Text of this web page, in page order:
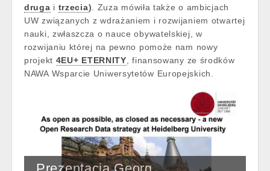
druga i trzecia) . Zuza mówiła także o ambicjach
UW związanych z wdrażaniem i rozwijaniem otwartej
nauki, zwłaszcza o nauce obywatelskiej, w
rozwijaniu której na pewno pomoże nam nowy
projekt 4EU+ ETERNITY , finansowany ze środków
NAWA Wsparcie Uniwersytetów Europejskich.